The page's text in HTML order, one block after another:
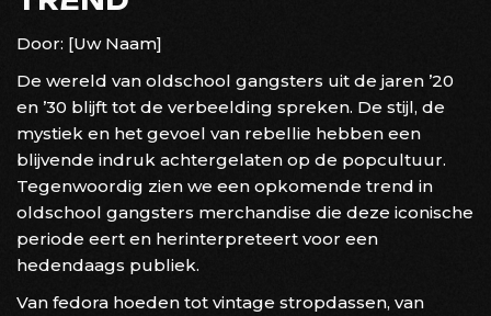
Door: [Uw Naam]
De wereld van oldschool gangsters uit de jaren ’20
en ’30 blijft tot de verbeelding spreken. De stijl, de
mystiek en het gevoel van rebellie hebben een
blijvende indruk achtergelaten op de popcultuur.
Tegenwoordig zien we een opkomende trend in
oldschool gangsters merchandise die deze iconische
periode eert en herinterpreteert voor een
hedendaags publiek.
Van fedora hoeden tot vintage stropdassen, van